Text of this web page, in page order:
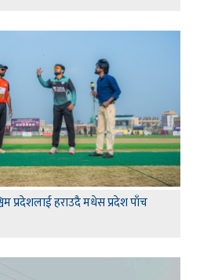
प्रदेशलाई हराउदै मधेस प्रदेश पाँच